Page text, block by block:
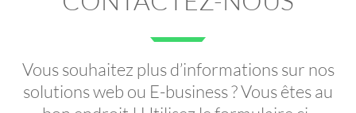
Vous souhaitez plus d’informations sur nos
solutions web ou E-business ? Vous êtes au